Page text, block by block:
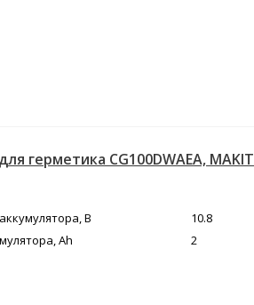
герметика CG100DWAEA,
В
10.8
Ah
2